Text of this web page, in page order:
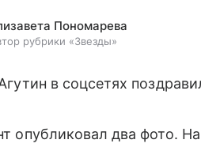
Пономарева
рубрики «Звезды»
в соцсетях
опубликовал два фото.